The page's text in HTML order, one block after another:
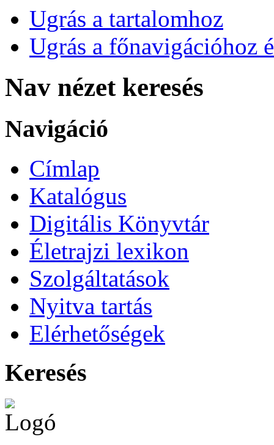
Ugrás a tartalomhoz
Ugrás a főnavigációhoz
Nav nézet keresés
Navigáció
Címlap
Katalógus
Digitális Könyvtár
Életrajzi lexikon
Szolgáltatások
Nyitva tartás
Elérhetőségek
Keresés